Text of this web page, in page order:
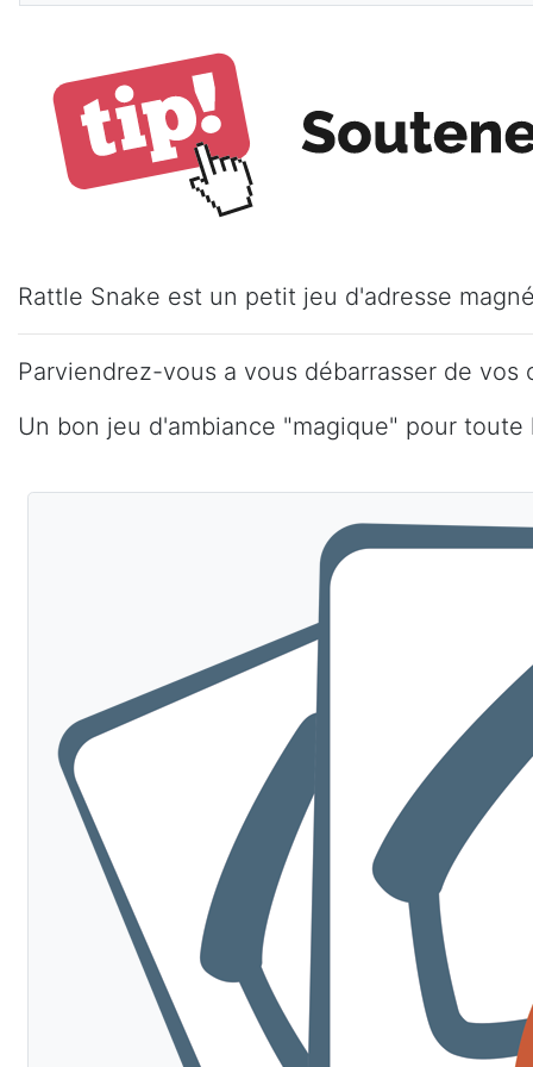
Rattle Snake est un petit jeu d'adresse
Parviendrez-vous a vous débarrasser de
Un bon jeu d'ambiance "magique" pour